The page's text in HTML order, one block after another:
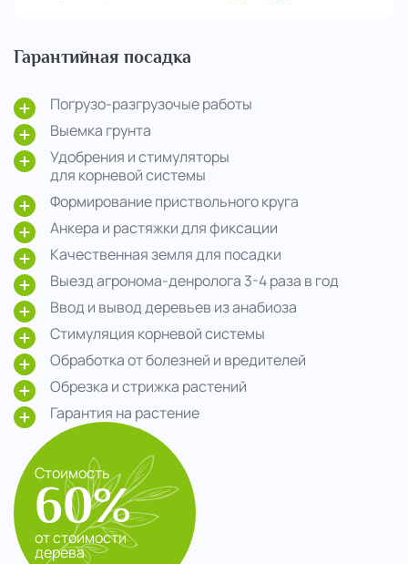
Гарантийная посадка
Погрузо-разгрузочые работы
Выемка грунта
Удобрения и стимуляторы
для корневой системы
Формирование приствольного круга
Анкера и растяжки для фиксации
Качественная земля для посадки
Выезд агронома-денролога 3-4 раза в год
Ввод и вывод деревьев из анабиоза
Стимуляция корневой системы
Обработка от болезней и вредителей
Обрезка и стрижка растений
Гарантия на растение
Стоимость
60%
от стоимости
дерева